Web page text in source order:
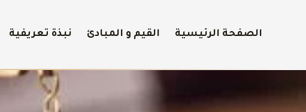
الصفحة الرئيسية القيم و المبادئ نبذة تعريفية